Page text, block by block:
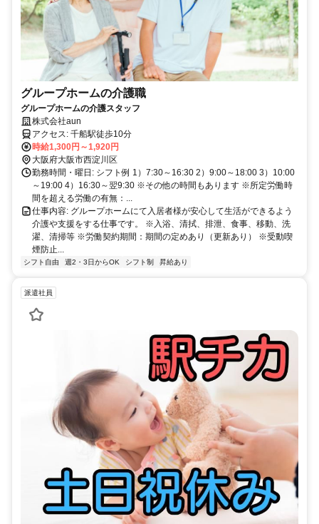
グループホームの介護職
グループホームの介護スタッフ
株式会社aun
アクセス: 千船駅徒歩10分
時給1,300円～1,920円
大阪府大阪市西淀川区
勤務時間・曜日: シフト例 1）7:30～16:30 2）9:00～18:00 3）10:00
～19:00 4）16:30～翌9:30 ※その他の時間もあります ※所定労働時
間を超える労働の有無：...
仕事内容: グループホームにて入居者様が安心して生活ができるよう
介護や支援をする仕事です。 ※入浴、清拭、排泄、食事、移動、洗
濯、清掃等 ※労働契約期間：期間の定めあり（更新あり） ※受動喫
煙防止...
シフト自由 週2・3日からOK シフト制 昇給あり
派遣社員